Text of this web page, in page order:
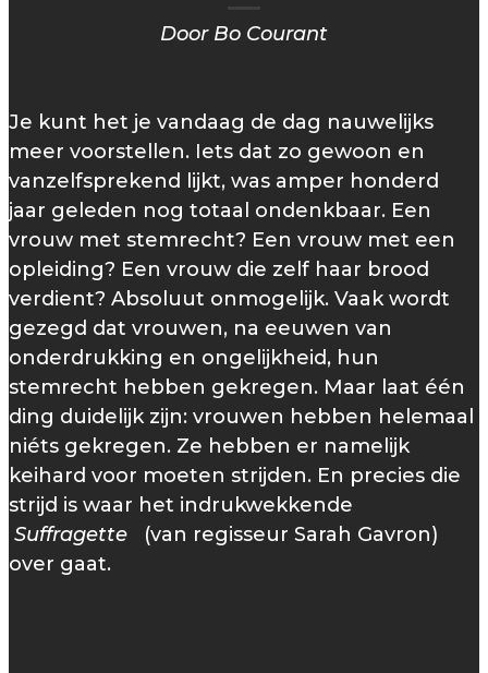
Door Bo Courant
Je kunt het je vandaag de dag nauwelijks
meer voorstellen. Iets dat zo gewoon en
vanzelfsprekend lijkt, was amper honderd
jaar geleden nog totaal ondenkbaar. Een
vrouw met stemrecht? Een vrouw met een
opleiding? Een vrouw die zelf haar brood
verdient? Absoluut onmogelijk. Vaak wordt
gezegd dat vrouwen, na eeuwen van
onderdrukking en ongelijkheid, hun
stemrecht hebben gekregen. Maar laat één
ding duidelijk zijn: vrouwen hebben helemaal
niéts gekregen. Ze hebben er namelijk
keihard voor moeten strijden. En precies die
strijd is waar het indrukwekkende
Suffragette (van regisseur Sarah Gavron)
over gaat.